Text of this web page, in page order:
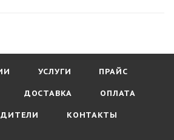
УСЛУГИ ПРАЙС
ДОСТАВКА ОПЛАТА
КОНТАКТЫ